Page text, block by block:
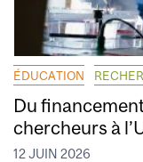
ÉDUCATION
Du
chercheurs à
12 JUIN 2026